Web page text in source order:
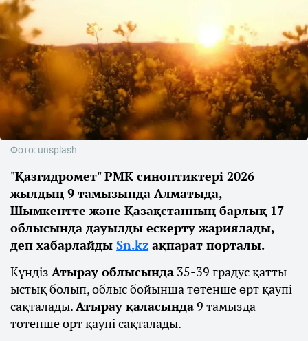
Фото: unsplash
"Қазгидромет" РМК синоптиктері 2026
жылдың 9 тамызында Алматыда,
Шымкентте және Қазақстанның барлық 17
облысында дауылды ескерту жариялады,
деп хабарлайды Sn.kz ақпарат порталы.
Күндіз Атырау облысында 35-39 градус қатты
ыстық болып, облыс бойынша төтенше өрт қаупі
сақталады.Атырау қаласында9 тамызда
төтенше өрт қаупі сақталады.